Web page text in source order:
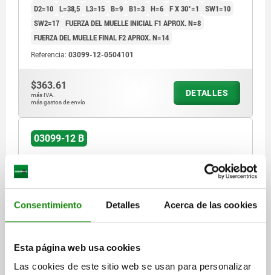
Consentimiento Detalles Acerca de las cookies
Esta página web usa cookies
Las cookies de este sitio web se usan para personalizar
D2=10 L=38,5 L3=15 B=9 B1=3 H=6 F X 30°=1
SW1=10
SW2=17 FUERZA DEL MUELLE INICIAL F1 APROX. N=8
FUERZA DEL MUELLE FINAL F2 APROX. N=14
Referencia: 03099-12-0504101
$363.61
más IVA.
más gastos de envío
DETALLES
03099-12 B
M10X1, SW1=10, FORMA:B, SIN TAPA CON
CONTRATUERCA, ACERO BRUÑIDO